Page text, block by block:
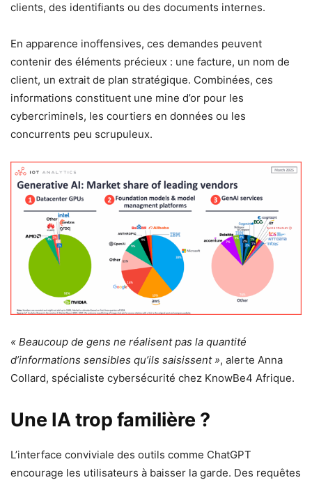
clients, des identifiants ou des documents internes.
En apparence inoffensives, ces demandes peuvent
contenir des éléments précieux : une facture, un nom de
client, un extrait de plan stratégique. Combinées, ces
informations constituent une mine d’or pour les
cybercriminels, les courtiers en données ou les
concurrents peu scrupuleux.
« Beaucoup de gens ne réalisent pas la quantité
d’informations sensibles qu’ils saisissent », alerte Anna
Collard, spécialiste cybersécurité chez KnowBe4 Afrique.
Une IA trop familière ?
L’interface conviviale des outils comme ChatGPT
encourage les utilisateurs à baisser la garde. Des requêtes